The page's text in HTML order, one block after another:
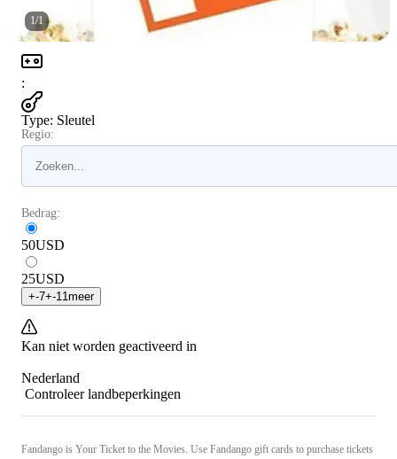
1/1
:
Type: Sleutel
Regio:
Bedrag:
50USD
25USD
+-7+-11 meer
Kan niet worden geactiveerd in
Nederland
Controleer landbeperkingen
Fandango is Your Ticket to the Movies. Use Fandango gift cards to purchase tickets